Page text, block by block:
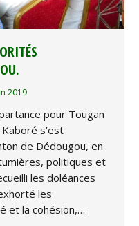
2019
pour Tougan
s’est
de Dédougou, en
politiques et
les doléances
les
et la cohésion,…